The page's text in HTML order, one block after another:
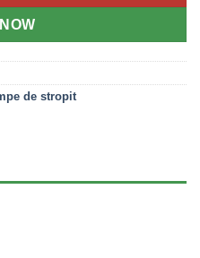
de stropit